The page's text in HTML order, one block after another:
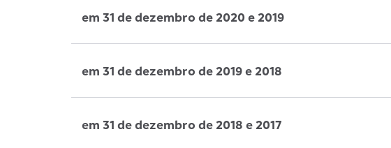
em 31 de dezembro de 2020 e 2019
em 31 de dezembro de 2019 e 2018
em 31 de dezembro de 2018 e 2017